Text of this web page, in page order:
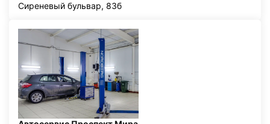
Сиреневый бульвар, 83б